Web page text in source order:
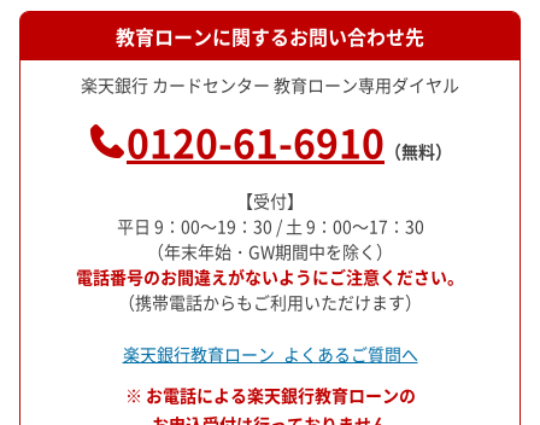
教育ローンに関するお問い合わせ先
楽天銀行 カードセンター 教育ローン専用ダイヤル
0120-61-6910 （無料）
【受付】
平日 9：00～19：30 / 土 9：00～17：30
（年末年始・GW期間中を除く）
電話番号のお間違えがないようにご注意ください。
（携帯電話からもご利用いただけます）
楽天銀行教育ローン よくあるご質問へ
※ お電話による楽天銀行教育ローンの